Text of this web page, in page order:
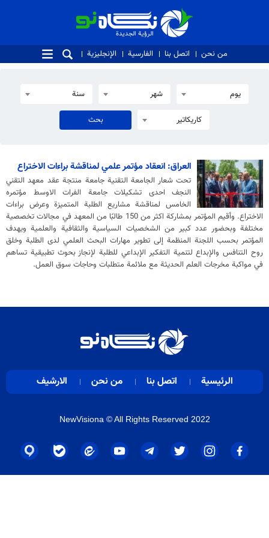
الرؤية الجديدة
الرؤية الجديدة
من نحن اتصل بنا الفارسية الإنجليزية
يوم شهر سنة
كاريكاتير
العراق: انعقاد مؤتمر علمي لمناقشة براءات الاختراع
تحت شعار الجامعة التقنية جامعة منتجة عقد معهد التقني
النجف احدى تشكيلات جامعة الفرات الاوسط مؤتمره
الخامس لمناقشة مشاريع الطلبة المتميزة وعرض براءات
الاختراع. وأقيم المؤتمر بمشاركة اكثر من 150 طالبًا من المعهد في مجالات تخصصية
مختلفة وبحضور عدد كبير من الشخصيات السياسية والثقافية والعلمية ويهدف
المؤتمر بحسب اللجنة المنظمة إلى تطوير مهارات البحث العلمي لدى الطلبة وخلق
روح التنافس والإبداع لتنمية التفكير الإبداعي للطلبة لإنجاز بحوث تطبيقية تساهم
في مواكبة مخرجات العلم الحديثة مع ملائمة متطلبات وحاجات سوق العمل.
الرئيسية اتصل بنا من نحن الارشيف
NewVisiona © All Rights Reserved 2022